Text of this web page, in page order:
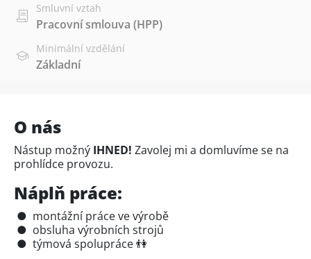
Smluvní vztah
Pracovní smlouva (HPP)
Minimální vzdělání
Základní
O nás
Nástup možný IHNED! Zavolej mi a domluvíme se na
prohlídce provozu.
Náplň práce:
● montážní práce ve výrobě
● obsluha výrobních strojů
● týmová spolupráce 👫